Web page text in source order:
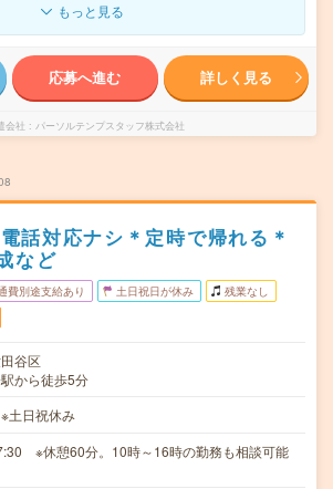
もっと見る
応募へ進む 詳しく見る
会社 パーソルテンプスタッフ株式会社
話対応ナシ＊定時で帰れる＊
など
費別途支給あり 土日祝日が休み 残業なし
谷区
から徒歩5分
土日祝休み
※休憩60分。10時～16時の勤務も相談可能